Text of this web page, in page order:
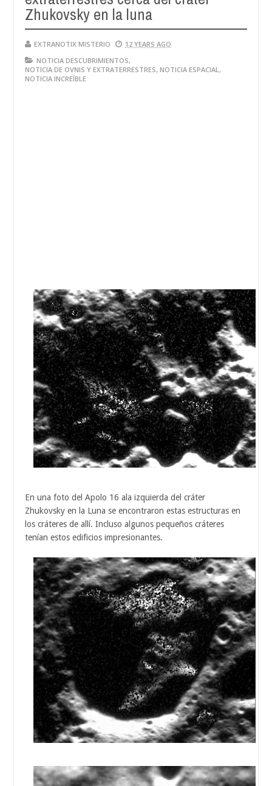
28,
2024
Zhukovsky en la luna
EXTRANOTIX MISTERIO
12 YEARS AGO
NOTICIA DESCUBRIMIENTOS,
NOTICIA DE OVNIS Y EXTRATERRESTRES, NOTICIA ESPACIAL,
NOTICIA INCREÍBLE
En una foto del Apolo 16 ala izquierda del cráter
Zhukovsky en la Luna se encontraron estas estructuras en
los cráteres de allí. Incluso algunos pequeños cráteres
tenían estos edificios impresionantes.